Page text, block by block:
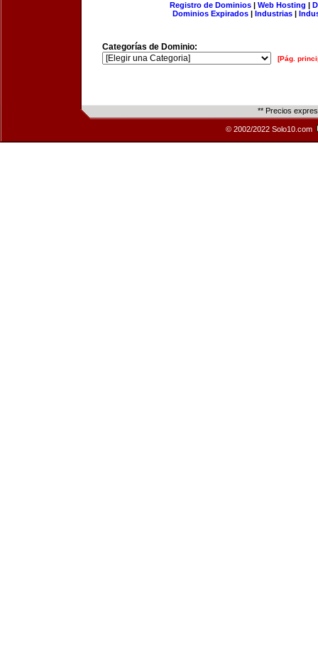
Registro de Dominios| Web Hosting |
Dominios Expirados | Industrias |
Categorías de Dominio:
[Pág.
** Precios
© 2002/2022 Solo10.com